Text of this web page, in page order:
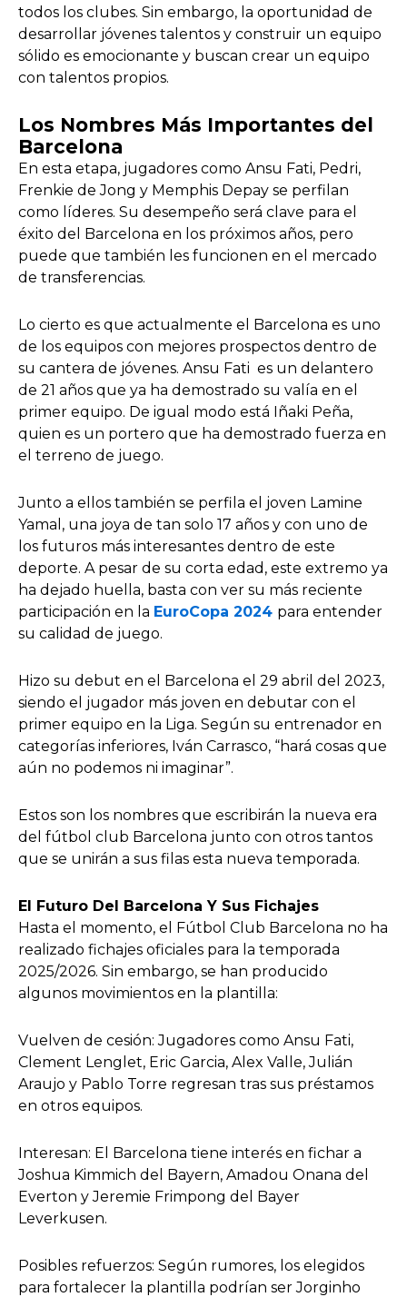
todos los clubes. Sin embargo, la oportunidad de
desarrollar jóvenes talentos y construir un equipo
sólido es emocionante y buscan crear un equipo
con talentos propios.
Los Nombres Más Importantes del
Barcelona
En esta etapa, jugadores como Ansu Fati, Pedri,
Frenkie de Jong y Memphis Depay se perfilan
como líderes. Su desempeño será clave para el
éxito del Barcelona en los próximos años, pero
puede que también les funcionen en el mercado
de transferencias.
Lo cierto es que actualmente el Barcelona es uno
de los equipos con mejores prospectos dentro de
su cantera de jóvenes. Ansu Fati es un delantero
de 21 años que ya ha demostrado su valía en el
primer equipo. De igual modo está Iñaki Peña,
quien es un portero que ha demostrado fuerza en
el terreno de juego.
Junto a ellos también se perfila el joven Lamine
Yamal, una joya de tan solo 17 años y con uno de
los futuros más interesantes dentro de este
deporte. A pesar de su corta edad, este extremo ya
ha dejado huella, basta con ver su más reciente
participación en la EuroCopa 2024 para entender
su calidad de juego.
Hizo su debut en el Barcelona el 29 abril del 2023,
siendo el jugador más joven en debutar con el
primer equipo en la Liga. Según su entrenador en
categorías inferiores, Iván Carrasco, “hará cosas que
aún no podemos ni imaginar”.
Estos son los nombres que escribirán la nueva era
del fútbol club Barcelona junto con otros tantos
que se unirán a sus filas esta nueva temporada.
El Futuro Del Barcelona Y Sus Fichajes
Hasta el momento, el Fútbol Club Barcelona no ha
realizado fichajes oficiales para la temporada
2025/2026. Sin embargo, se han producido
algunos movimientos en la plantilla:
Vuelven de cesión: Jugadores como Ansu Fati,
Clement Lenglet, Eric Garcia, Alex Valle, Julián
Araujo y Pablo Torre regresan tras sus préstamos
en otros equipos.
Interesan: El Barcelona tiene interés en fichar a
Joshua Kimmich del Bayern, Amadou Onana del
Everton y Jeremie Frimpong del Bayer
Leverkusen.
Posibles refuerzos: Según rumores, los elegidos
para fortalecer la plantilla podrían ser Jorginho